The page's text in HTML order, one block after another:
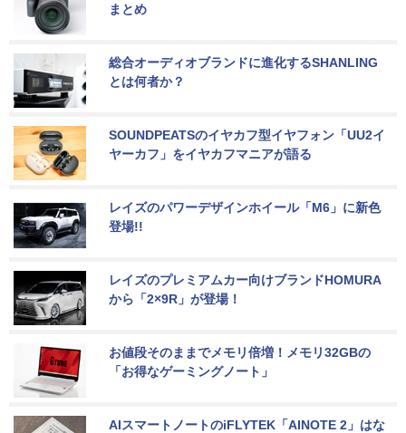
まとめ
総合オーディオブランドに進化するSHANLING
とは何者か？
SOUNDPEATSのイヤカフ型イヤフォン「UU2イ
ヤーカフ」をイヤカフマニアが語る
レイズのパワーデザインホイール「M6」に新色
登場!!
レイズのプレミアムカー向けブランドHOMURA
から「2×9R」が登場！
お値段そのままでメモリ倍増！メモリ32GBの
「お得なゲーミングノート」
AIスマートノートのiFLYTEK「AINOTE 2」はな